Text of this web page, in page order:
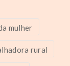
mulher
rural